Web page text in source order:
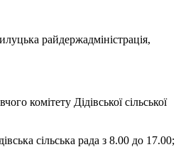
райдержадміністрація,
комітету Дідівської сільської
сільська рада з 8.00 до 17.00;